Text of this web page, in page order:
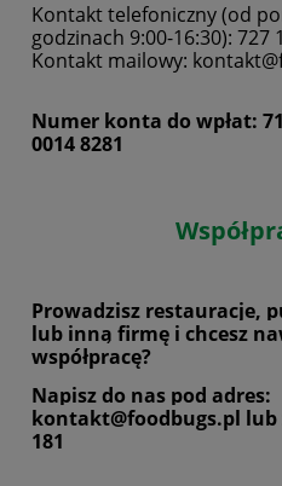
Kontakt telefoniczny (od
godzinach 9:00-16:30): 727
Kontakt mailowy:
Numer konta do wpłat:
0014 8281
Prowadzisz restauracje,
lub inną firmę i chcesz
współpracę?
Napisz do nas pod adres:
kontakt@foodbugs.pl lub
181